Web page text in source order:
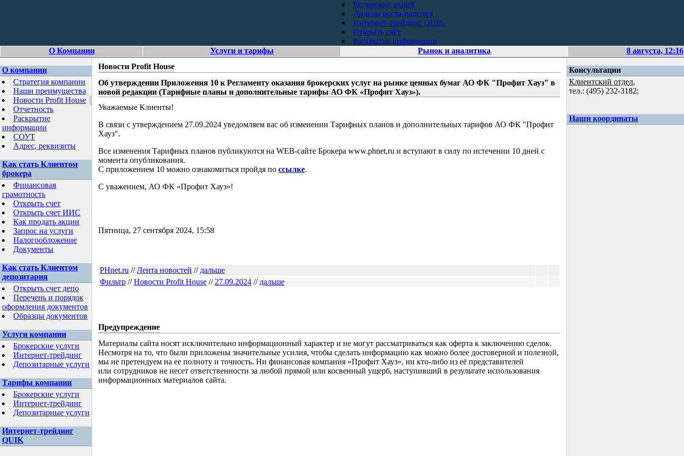
Котировки акций
Лидеры роста-падения
Интернет-трейдинг QUIK
Открыть счет
Раскрытие информации
О Компании
Услуги и тарифы Рынок и аналитика 8 августа, 12:16
О компании
Стратегия компании
Наши преимущества
Новости Profit House
Отчетность
Раскрытие
информации
СОУТ
Адрес, реквизиты
Как стать Клиентом
брокера
Финансовая
грамотность
Открыть счет
Открыть счет ИИС
Как продать акции
Запрос на услуги
Налогообложение
Документы
Как стать Клиентом
депозитария
Открыть счет депо
Перечень и порядок
оформления документов
Образцы документов
Услуги компании
Брокерские услуги
Интернет-трейдинг
Депозитарные услуги
Тарифы компании
Брокерские услуги
Интернет-трейдинг
Депозитарные услуги
Интернет-трейдинг
QUIK
Новости Profit House
Об утверждении Приложения 10 к Регламенту оказания брокерских услуг на рынке ценных бумаг АО ФК "Профит Хауз" в
новой редакции (Тарифные планы и дополнительные тарифы АО ФК «Профит Хауз»).
Уважаемые Клиенты!
В связи с утверждением 27.09.2024 уведомляем вас об изменении Тарифных планов и дополнительных тарифов АО ФК "Профит
Хауз".
Все изменения Тарифных планов публикуются на WEB-сайте Брокера www.phnet.ru и вступают в силу по истечении 10 дней с
момента опубликования.
С приложением 10 можно ознакомиться пройдя по ссылке.
С уважением, АО ФК «Профит Хауз»!
Пятница, 27 сентября 2024, 15:58
PHnet.ru //Лента новостей // дальше
Фильтр //Новости Profit House // 27.09.2024 // дальше
Предупреждение
Материалы сайта носят исключительно информационный характер и не могут рассматриваться как оферта к заключению сделок.
Несмотря на то, что были приложены значительные усилия, чтобы сделать информацию как можно более достоверной и полезной,
мы не претендуем на ее полноту и точность. Ни финансовая компания «Профит Хауз», ни кто-либо из её представителей
или сотрудников не несет ответственности за любой прямой или косвенный ущерб, наступивший в результате использования
информационных материалов сайта.
Консультации
Клиентский отдел,
тел.: (495) 232-3182;
Наши координаты